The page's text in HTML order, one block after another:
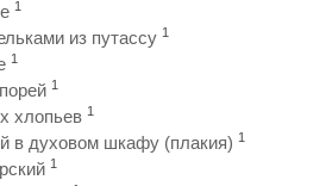
1
из путассу 1
1
1
хлопьев 1
в духовом шкафу (плакия) 1
1